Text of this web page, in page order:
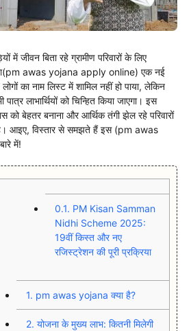
में जीवन बिता रहे ग्रामीण परिवारों के लिए
awas yojana apply online) एक नई
का नाम लिस्ट में शामिल नहीं हो पाया, लेकिन
लाभार्थियों को चिन्हित किया जाएगा। इस
को बेहतर बनाना और आर्थिक तंगी झेल रहे परिवारों
है। आइए, विस्तार से समझते हैं इस (pm awas
में!
0.1. PM Kisan Samman
Nidhi Scheme 2025:
19वीं किस्त और नए
रजिस्ट्रेशन की पूरी प्रक्रिया
1. pm awas yojana क्या है?
2. योजना के मुख्य लाभ: कितनी मिलेगी